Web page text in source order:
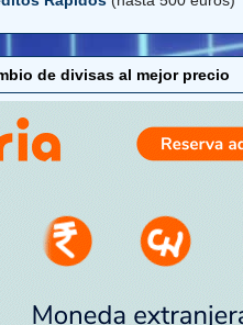
de divisas al mejor precio